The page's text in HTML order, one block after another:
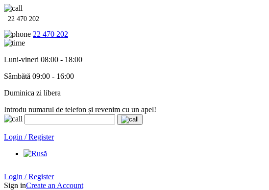
22 470 202
22 470 202
Luni-vineri 08:00 - 18:00
Sâmbătă 09:00 - 16:00
Duminica zi libera
Introdu numarul de telefon și revenim cu un apel!
Login / Register
Login / Register
Sign inCreate an Account